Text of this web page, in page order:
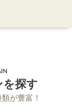
を探す
が豊富！